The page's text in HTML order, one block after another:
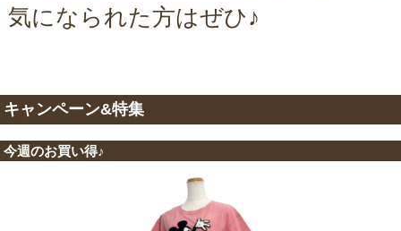
気になられた方はぜひ♪
キャンペーン&特集
今週のお買い得♪